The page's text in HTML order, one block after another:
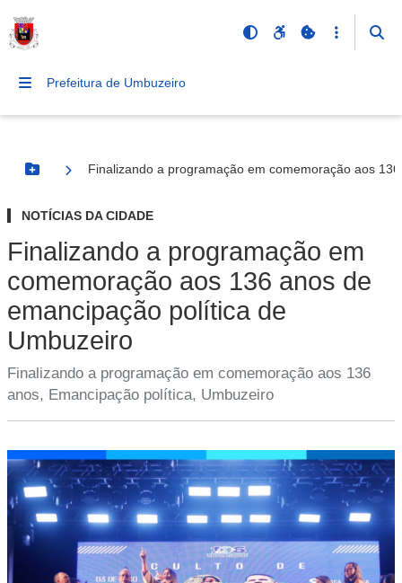
Prefeitura de Umbuzeiro
Botão Menu
Finalizando a programação em comemoração aos
NOTÍCIAS DA CIDADE
Finalizando a programação em
comemoração aos 136 anos de
emancipação política de
Umbuzeiro
Finalizando a programação em comemoração aos 136
anos, Emancipação política, Umbuzeiro